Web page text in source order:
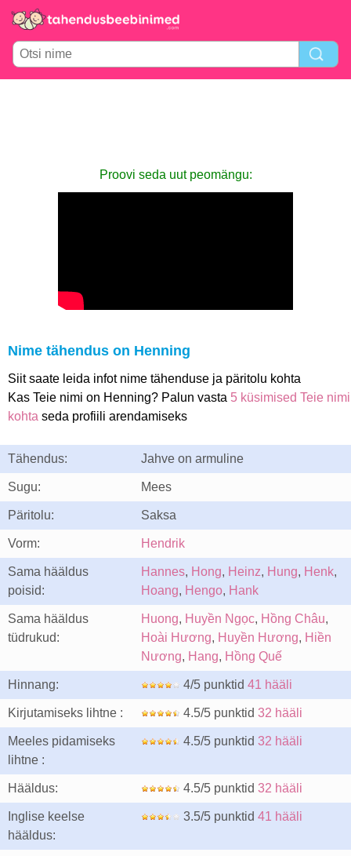
Proovi seda uut peomängu:
Nime tähendus on Henning
Siit saate leida infot nime tähenduse ja päritolu kohta
Kas Teie nimi on Henning? Palun vasta 5 küsimised Teie nimi
kohta seda profiili arendamiseks
Tähendus: Jahve on armuline
Sugu: Mees
Päritolu: Saksa
Vorm: Hendrik
Sama hääldus
poisid:
Hannes, Hong, Heinz, Hung, Henk,
Hoang, Hengo, Hank
Sama hääldus
tüdrukud:
Huong, Huyền Ngọc, Hồng Châu,
Hoài Hương, Huyền Hương, Hiền
Nương, Hang, Hồng Quế
Hinnang: 4/5 punktid 41 hääli
Kirjutamiseks lihtne : 4.5/5 punktid 32 hääli
Meeles pidamiseks
lihtne :
4.5/5 punktid 32 hääli
Hääldus: 4.5/5 punktid 32 hääli
Inglise keelse
hääldus:
3.5/5 punktid 41 hääli